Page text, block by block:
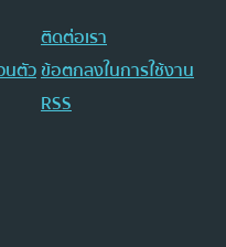
ติดต่อเรา
นตัวข้อตกลงในการใช้งาน
RSS